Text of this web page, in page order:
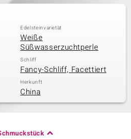
Edelsteinvarietät
Weiße
Süßwasserzuchtperle
Schliff
Fancy-Schliff, Facettiert
Herkunft
China